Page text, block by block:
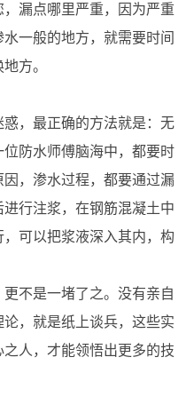
漏点哪里严重，因为严重
一般的地方，就需要时间
方。
，最正确的方法就是：无
防水师傅脑海中，都要时
，渗水过程，都要通过漏
行注浆，在钢筋混凝土中
可以把浆液深入其内，构
不是一堵了之。没有亲自
，就是纸上谈兵，这些实
人，才能领悟出更多的技